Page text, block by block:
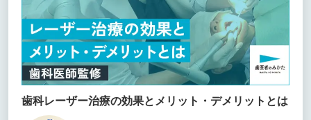
歯科レーザー治療の効果とメリット・デメリットとは